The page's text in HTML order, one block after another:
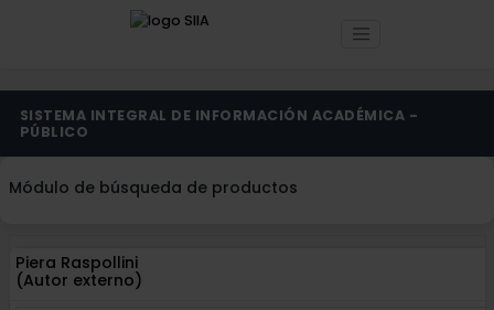
SISTEMA INTEGRAL DE INFORMACIÓN ACADÉMICA -
PÚBLICO
Módulo de búsqueda de productos
Piera Raspollini
(Autor externo)